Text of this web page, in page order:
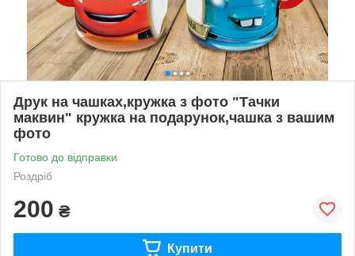
Друк на чашках,кружка з фото "Тачки
маквин" кружка на подарунок,чашка з вашим
фото
Готово до відправки
Роздріб
200 ₴
Купити